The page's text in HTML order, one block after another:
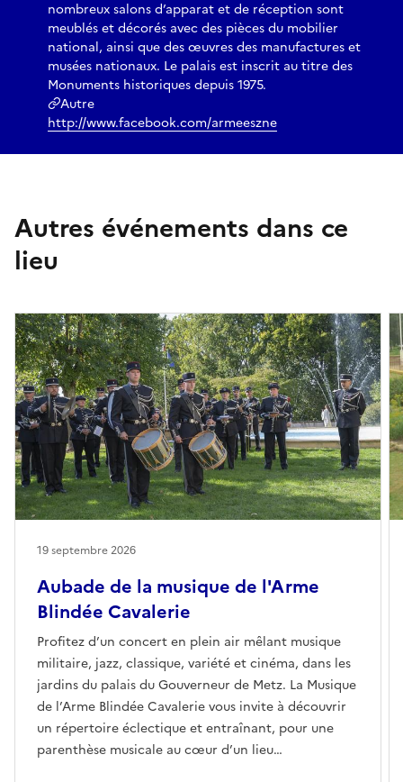
nombreux salons d’apparat et de réception sont
meublés et décorés avec des pièces du mobilier
national, ainsi que des œuvres des manufactures et
musées nationaux. Le palais est inscrit au titre des
Monuments historiques depuis 1975.
Autre
http://www.facebook.com/armeeszne
Autres événements dans ce
lieu
Aubade de la musique de l'Arme
Blindée Cavalerie
Profitez d’un concert en plein air mêlant musique
militaire, jazz, classique, variété et cinéma, dans les
jardins du palais du Gouverneur de Metz. La Musique
de l’Arme Blindée Cavalerie vous invite à découvrir
un répertoire éclectique et entraînant, pour une
parenthèse musicale au cœur d’un lieu
19 septembre 2026